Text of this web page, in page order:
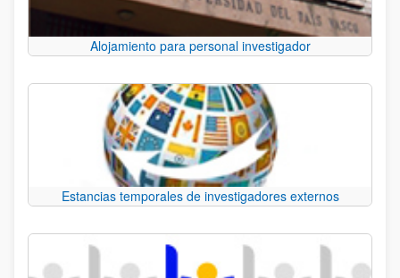
Alojamiento para personal investigador
Estancias temporales de investigadores externos